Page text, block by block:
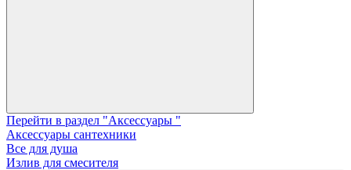
Перейти в раздел "Аксессуары "
Аксессуары сантехники
Все для душа
Излив для смесителя